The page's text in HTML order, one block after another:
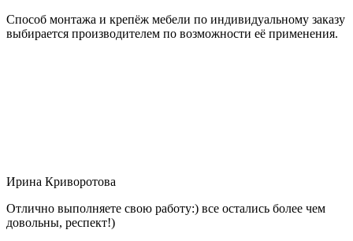
Способ монтажа и крепёж мебели по индивидуальному заказу
выбирается производителем по возможности её применения.
Ирина Криворотова
Отлично выполняете свою работу:) все остались более чем
довольны, респект!)